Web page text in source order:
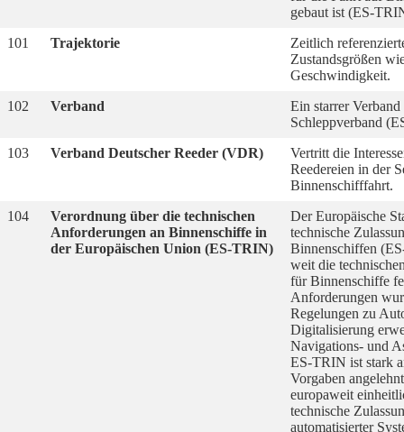
gebaut ist (ES-
101
Trajektorie
Zeitlich
Zustandsgrößen
Geschwindigkeit.
102
Verband
Ein starrer Verband
Schleppverband
103
Verband Deutscher Reeder (VDR)
Vertritt die
Reedereien in der
Binnenschifffahrt.
104
Verordnung über die technischen
Anforderungen an Binnenschiffe in
der Europäischen Union (ES-TRIN)
Der Europäische
technische
Binnenschiffen
weit die
für Binnenschiffe
Anforderungen
Regelungen zu
Digitalisierung
Navigations- und
ES-TRIN ist stark
Vorgaben
europaweit
technische
automatisierter